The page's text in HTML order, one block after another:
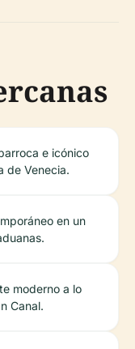
e icónico
de Venecia.
en un
moderno a lo
Canal.